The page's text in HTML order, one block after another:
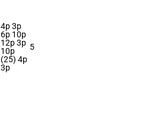
4p 3p
6p 10p
12p 3p
10p
(25) 4p
3p
5